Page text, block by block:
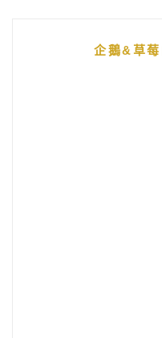
企鵝&草